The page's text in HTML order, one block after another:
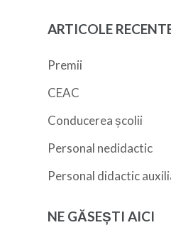
ARTICOLE
Premii
CEAC
Conducerea școlii
Personal nedidactic
Personal didactic
NE GĂSEȘTI AICI